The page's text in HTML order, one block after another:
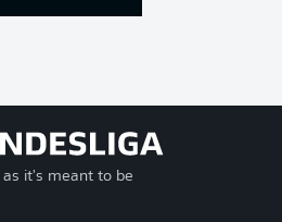
as it's meant to be